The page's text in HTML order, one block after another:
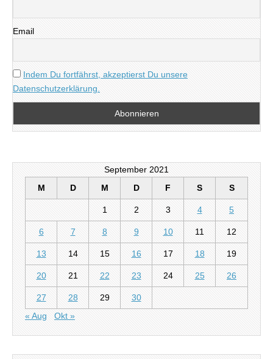
Email
Indem Du fortfährst, akzeptierst Du unsere
Datenschutzerklärung.
September 2021
M
D M D F S S
1 2 3 4 5
6 7 8 9 10 11 12
13 14 15 16 17 18 19
20 21 22 23 24 25 26
27 28 29
30
« Aug
Okt »